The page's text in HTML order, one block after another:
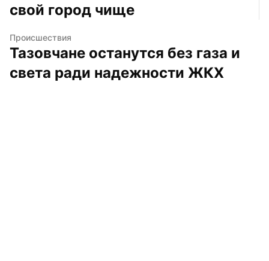
свой город чище
Происшествия
Тазовчане останутся без газа и
света ради надежности ЖКХ